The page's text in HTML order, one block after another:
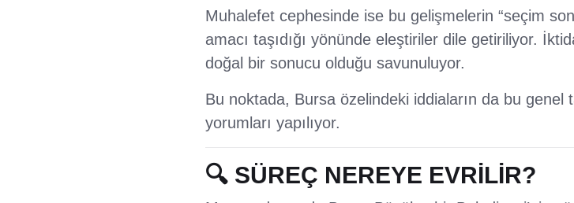
Muhalefet cephesinde ise bu gelişmelerin “seçim
amacı taşıdığı yönünde eleştiriler dile getiriliyor.
doğal bir sonucu olduğu savunuluyor.
Bu noktada, Bursa özelindeki iddiaların da bu
yorumları yapılıyor.
🔍 SÜREÇ NEREYE EVRİLİR?